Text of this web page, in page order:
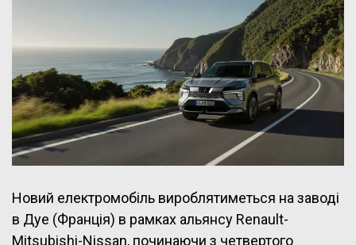
Новий електромобіль вироблятиметься на заводі
в Дуе (Франція) в рамках альянсу Renault-
Mitsubishi-Nissan, починаючи з четвертого